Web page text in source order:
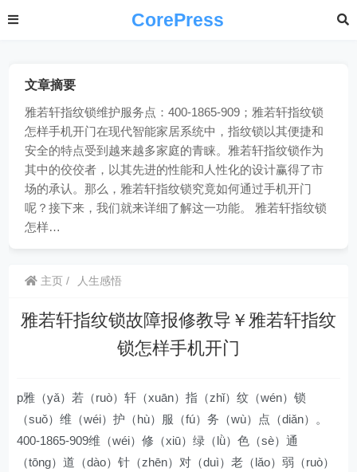
CorePress
文章摘要
雅若轩指纹锁维护服务点：400-1865-909；雅若轩指纹锁
怎样手机开门在现代智能家居系统中，指纹锁以其便捷和
安全的特点受到越来越多家庭的青睐。雅若轩指纹锁作为
其中的佼佼者，以其先进的性能和人性化的设计赢得了市
场的承认。那么，雅若轩指纹锁究竟如何通过手机开门
呢？接下来，我们就来详细了解这一功能。 雅若轩指纹锁
怎样…
主页 人生感悟
雅若轩指纹锁故障报修教导￥雅若轩指纹
锁怎样手机开门
p雅（yǎ）若（ruò）轩（xuān）指（zhǐ）纹（wén）锁
（suǒ）维（wéi）护（hù）服（fú）务（wù）点（diǎn）。
400-1865-909维（wéi）修（xiū）绿（lǜ）色（sè）通
（tōng）道（dào）针（zhēn）对（duì）老（lǎo）弱（ruò）